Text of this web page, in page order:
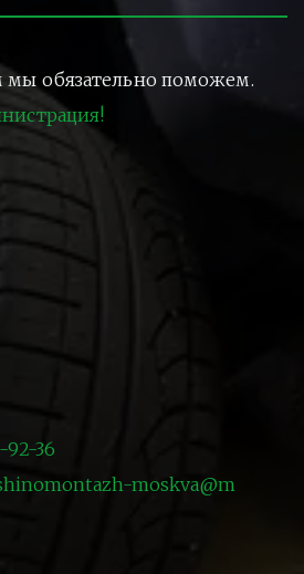
мы обязательно поможем.
92-36
moskva@m